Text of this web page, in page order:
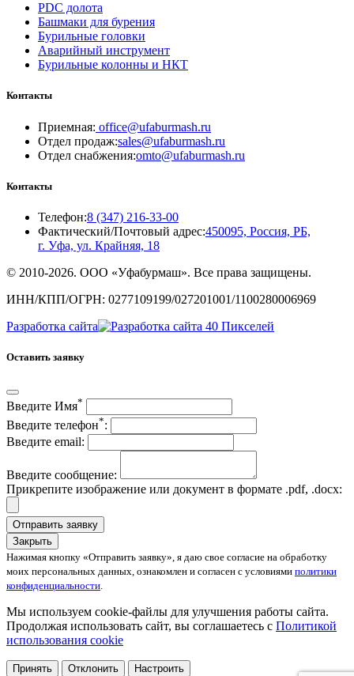
PDC долота
Башмаки для бурения
Бурильные головки
Аварийный инструмент
Бурильные колонны и НКТ
Контакты
Приемная: office@ufaburmash.ru
Отдел продаж:sales@ufaburmash.ru
Отдел снабжения:omto@ufaburmash.ru
Контакты
Телефон:8 (347) 216‑33‑00
Фактический/Почтовый адрес:450095, Россия, РБ,
г. Уфа, ул. Крайняя, 18
© 2010-2026. ООО «Уфабурмаш». Все права защищены.
ИНН/КПП/ОГРН: 0277109199/027201001/1100280006969
Разработка сайта
Оставить заявку
Введите Имя*
Введите телефон*:
Введите email:
Введите сообщение:
Прикрепите изображение или документ в формате .pdf, .docx:
Отправить заявку
Закрыть
Нажимая кнопку «Отправить заявку», я даю свое согласие на обработку
моих персональных данных, ознакомлен и согласен с условиями политики
конфиденциальности
Мы используем cookie-файлы для улучшения работы сайта.
Продолжая использовать сайт, вы соглашаетесь с Политикой
использования cookie
Принять Отклонить Настроить